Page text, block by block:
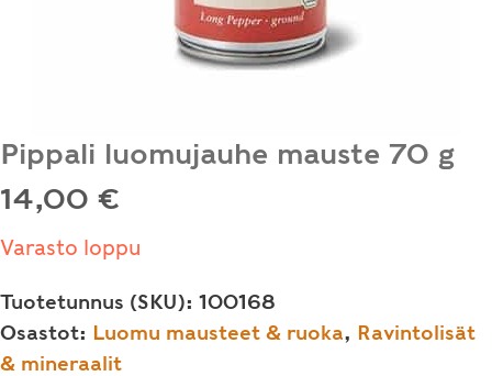
Pippali luomujauhe mauste 70 g
14,00 €
Varasto loppu
Tuotetunnus (SKU): 100168
Osastot: Luomu mausteet & ruoka, Ravintolisät
& mineraalit